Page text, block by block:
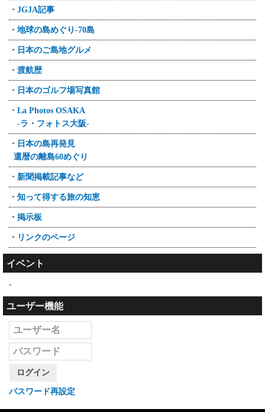
・JGJA記事
・地球の島めぐり-70島
・日本のご島地グルメ
・渡航歴
・日本のゴルフ場写真館
・La Photos OSAKA
-ラ・フォトス大阪-
・日本の島再発見
還暦の離島60めぐり
・新聞掲載記事など
・知って得する旅の知恵
・掲示板
・リンクのページ
イベント
-
ユーザー機能
ログイン
パスワード再設定